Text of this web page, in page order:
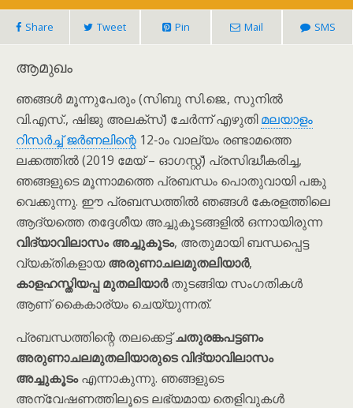
Share Tweet Pin Mail SMS
ആമുഖം
ഞങ്ങൾ മൂന്നുപേരും (സിബു സി.ജെ., സുനിൽ
വി.എസ്., ഷിജു അലക്സ്) ചേർന്ന് എഴുതിമലയാളം
റിസർച്ച് ജർണലിന്റെ 12-ാം വാല്യം രണ്ടാമത്തെ
ലക്കത്തിൽ (2019 മേയ് – ഓഗസ്റ്റ്) പ്രസിദ്ധീകരിച്ച,
ഞങ്ങളുടെ മൂന്നാമത്തെ പ്രബന്ധം പൊതുവായി പങ്കു
വെക്കുന്നു. ഈ പ്രബന്ധത്തിൽ ഞങ്ങൾ കേരളത്തിലെ
ആദ്യത്തെ തദ്ദേശീയ അച്ചുകൂടങ്ങളിൽ ഒന്നായിരുന്ന
വിദ്യാവിലാസം അച്ചുകൂടം, അതുമായി ബന്ധപ്പെട്ട
വ്യക്തികളായഅരുണാചലമുതലിയാർ,
കാളഹസ്തിയപ്പ മുതലിയാർതുടങ്ങിയ സംഗതികൾ
ആണ് കൈകാര്യം ചെയ്യുന്നത്.
പ്രബന്ധത്തിന്റെ തലക്കെട്ട്ചതുരങ്കപട്ടണം
അരുണാചലമുതലിയാരുടെ വിദ്യാവിലാസം
അച്ചുകൂടംഎന്നാകുന്നു. ഞങ്ങളുടെ
അന്വേഷണത്തിലൂടെ ലഭ്യമായ തെളിവുകൾ